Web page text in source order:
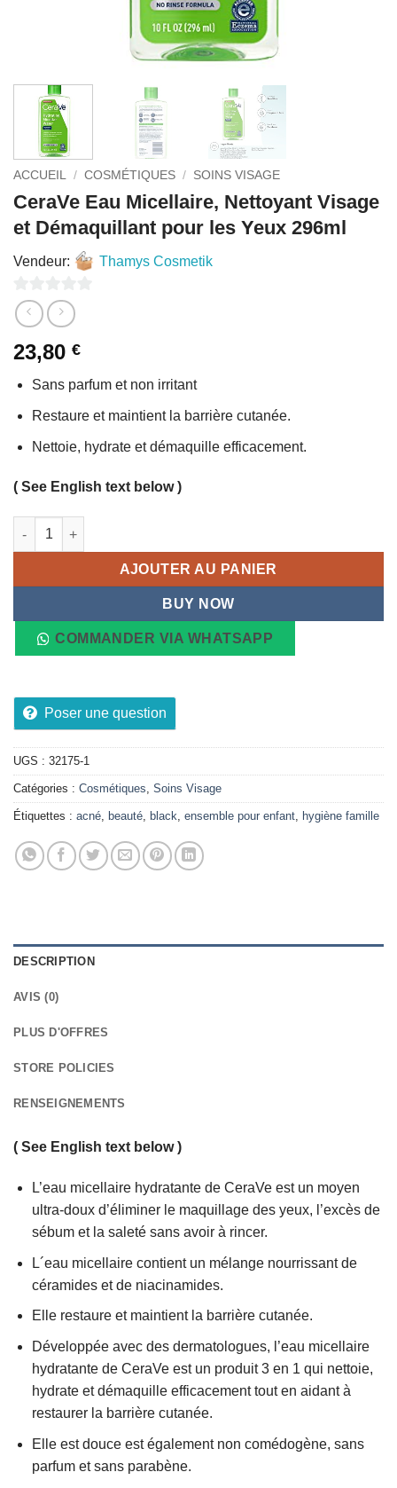
ACCUEIL / COSMÉTIQUES / SOINS VISAGE
CeraVe Eau Micellaire, Nettoyant Visage
et Démaquillant pour les Yeux 296ml
Vendeur: Thamys Cosmetik
0
sur
5
23,80 €
Sans parfum et non irritant
Restaure et maintient la barrière cutanée.
Nettoie, hydrate et démaquille efficacement.
( See English text below )
quantité de CeraVe Eau Micellaire, Nettoyant Visage et
AJOUTER AU PANIER
BUY NOW
COMMANDER VIA WHATSAPP
Poser une question
UGS : 32175-1
Catégories : Cosmétiques, Soins Visage
Étiquettes : acné, beauté, black, ensemble pour enfant, hygiène famille
DESCRIPTION
AVIS (0)
PLUS D'OFFRES
STORE POLICIES
RENSEIGNEMENTS
( See English text below )
L’eau micellaire hydratante de CeraVe est un moyen
ultra-doux d’éliminer le maquillage des yeux, l’excès de
sébum et la saleté sans avoir à rincer.
L´eau micellaire contient un mélange nourrissant de
céramides et de niacinamides.
Elle restaure et maintient la barrière cutanée.
Développée avec des dermatologues, l’eau micellaire
hydratante de CeraVe est un produit 3 en 1 qui nettoie,
hydrate et démaquille efficacement tout en aidant à
restaurer la barrière cutanée.
Elle est douce est également non comédogène, sans
parfum et sans parabène.